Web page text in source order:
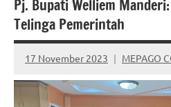
Pj. Bupati Welliem
Telinga Pemerintah
17 November 2023 MEPAGO
No
comments